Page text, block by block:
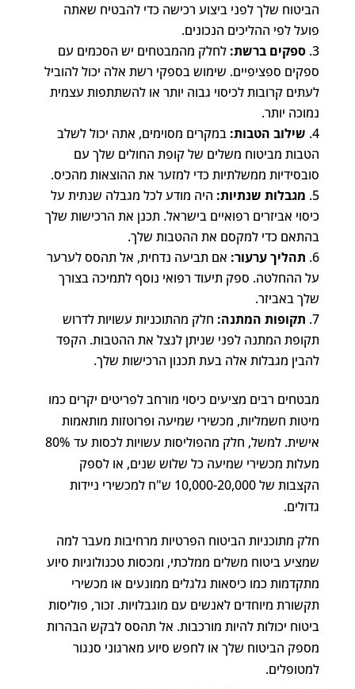
הביטוח שלך לפני ביצוע רכישה כדי להבטיח שאתה
פועל לפי ההליכים הנכונים.
ספקים ברשת: לחלק מהמבטחים יש הסכמים עם
ספקים ספציפיים. שימוש בספקי רשת אלה יכול להוביל
לעתים קרובות לכיסוי גבוה יותר או להשתתפות עצמית
נמוכה יותר.
שילוב הטבות: במקרים מסוימים, אתה יכול לשלב
הטבות מביטוח משלים של קופת החולים שלך עם
סובסידיות ממשלתיות כדי למזער את ההוצאות מהכיס.
מגבלות שנתיות: היה מודע לכל מגבלה שנתית על
כיסוי אביזרים רפואיים בישראל. תכנן את הרכישות שלך
בהתאם כדי למקסם את ההטבות שלך.
תהליך ערעור: אם תביעה נדחית, אל תהסס לערער
על ההחלטה. ספק תיעוד רפואי נוסף לתמיכה בצורך
שלך באביזר.
תקופות המתנה: חלק מהתוכניות עשויות לדרוש
תקופת המתנה לפני שניתן לנצל את ההטבות. הקפד
להבין מגבלות אלה בעת תכנון הרכישות שלך.
מבטחים רבים מציעים כיסוי מורחב לפריטים יקרים כמו
מיטות חשמליות, מכשירי שמיעה ופרוטזות מותאמות
אישית. למשל, חלק מהפוליסות עשויות לכסות עד 80%
מעלות מכשירי שמיעה כל שלוש שנים, או לספק
הקצבות של 10,000-20,000 ש"ח למכשירי ניידות
גדולים.
חלק מתוכניות הביטוח הפרטיות מרחיבות מעבר למה
שמציע ביטוח משלים ממלכתי, ומכסות טכנולוגיות סיוע
מתקדמות כמו כיסאות גלגלים ממונעים או מכשירי
תקשורת מיוחדים לאנשים עם מוגבלויות. זכור, פוליסות
ביטוח יכולות להיות מורכבות. אל תהסס לבקש הבהרות
מספק הביטוח שלך או לחפש סיוע מארגוני סנגור
למטופלים.